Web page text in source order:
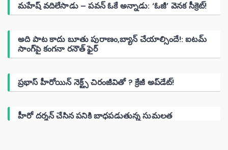
మహేష్ వదిలేసాడు – పవన్ ఓకే అన్నాడు: ‘ఓజీ’ వెనక సీక్రెట్!
అది పాట కాదు బూతు పురాణం,బ్యాన్ చేయాల్సిందే!: ఐటమ్
సాంగ్‌పై కంగనా రనౌత్ ఫైర్
ప్రభాస్ హీరోయిన్ నెక్ట్స్ చిరంజీవితో ? క్రేజీ అప్‌డేట్!
హీరో దర్శన్ చేసిన పనికి బాధపడుతున్న సుమలత